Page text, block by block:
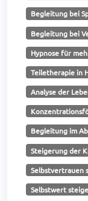
Begleitung bei
Begleitung bei
Hypnose für
Teiletherapie in
Analyse der
Begleitung im
Steigerung der
Selbstvertrauen
Selbstwert